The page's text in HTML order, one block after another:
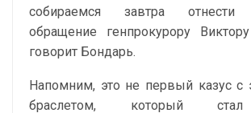
собираемся завтра отнести
обращение генпрокурору
говорит Бондарь.
Напомним, это не первый казус с
браслетом, который стал